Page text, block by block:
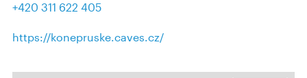
+420 311 622 405
https://konepruske.caves.cz/